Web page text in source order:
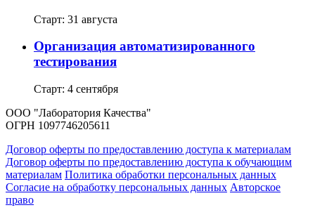
Старт: 31 августа
Организация автоматизированного
тестирования
Старт: 4 сентября
ООО "Лаборатория Качества"
ОГРН 1097746205611
Договор оферты по предоставлению доступа к материалам
Договор оферты по предоставлению доступа к обучающим
материалам Политика обработки персональных данных
Согласие на обработку персональных данных Авторское
право